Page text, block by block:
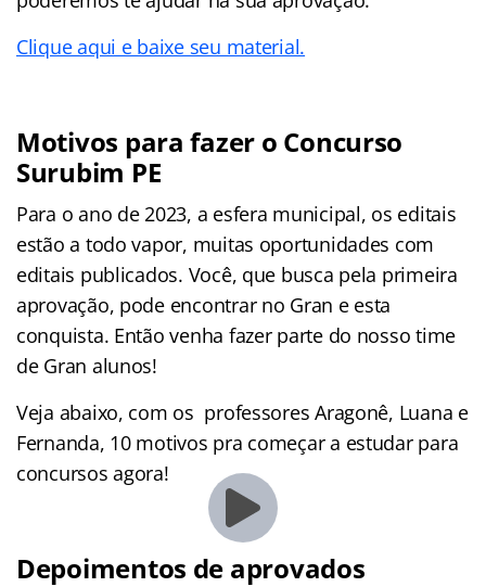
Clique aqui e baixe seu material.
Motivos para fazer o Concurso
Surubim PE
Para o ano de 2023, a esfera municipal, os editais
estão a todo vapor, muitas oportunidades com
editais publicados. Você, que busca pela primeira
aprovação, pode encontrar no Gran e esta
conquista. Então venha fazer parte do nosso time
de Gran alunos!
Veja abaixo, com os professores Aragonê, Luana e
Fernanda, 10 motivos pra começar a estudar para
concursos agora!
Depoimentos de aprovados